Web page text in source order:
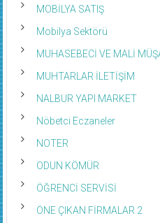
MOBİLYA SATIŞ
Mobilya Sektörü
MUHASEBECİ VE MALİ
MUHTARLAR İLETİŞİM
NALBUR YAPI MARKET
Nöbetci Eczaneler
NOTER
ODUN KÖMÜR
ÖĞRENCİ SERVİSİ
ÖNE ÇIKAN FİRMALAR 2